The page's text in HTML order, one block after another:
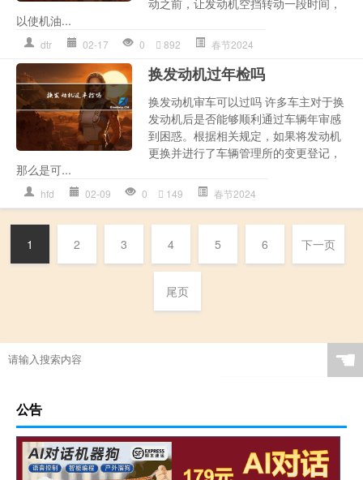
动之前，让发动机空挡转动一段时间，
以使机油...
dtr 02-17 0 892 春节2024
换发动机过年检吗
换发动机审车可以过吗 许多车主对于换
发动机后是否能够顺利通过车辆年审感
到困惑。根据相关规定，如果将发动机
更换并进行了车辆管理所的变更登记，
那么是可...
hfd 02-09 0 149 春节2024
1 2 3 4 5 6 下一页
尾页
☚
公告